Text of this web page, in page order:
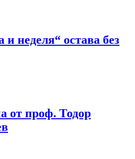
и неделя“ остава без
от проф. Тодор